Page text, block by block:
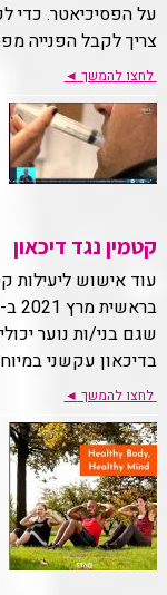
על הפסיכיאטר. כדי
צריך לקבל הפנייה
לחצו להמשך ◄
קטמין נגד דיכאון
עוד אישוש ליעילות
שגם בני/ות נוער
בדיכאון עקשני
לחצו להמשך ◄